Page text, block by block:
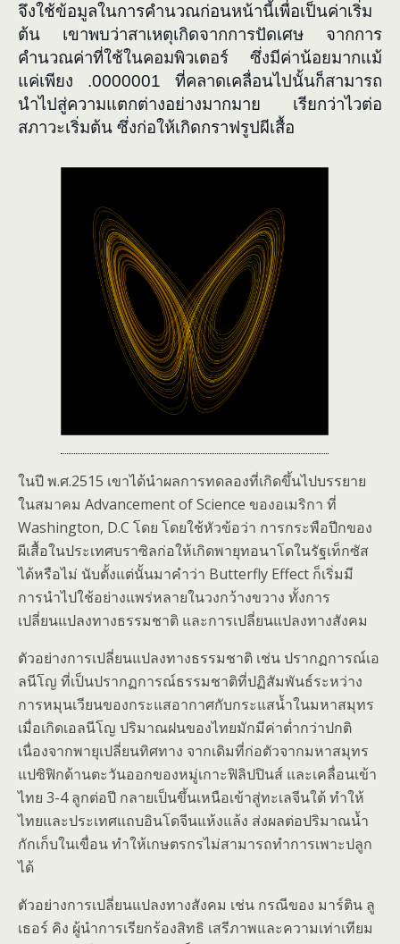
จึงใช้ข้อมูลในการคำนวณก่อนหน้านี้เพื่อเป็นค่าเริ่ม
ต้น เขาพบว่าสาเหตุเกิดจากการปัดเศษ จากการ
คำนวณค่าที่ใช้ในคอมพิวเตอร์ ซึ่งมีค่าน้อยมากแม้
แค่เพียง .0000001 ที่คลาดเคลื่อนไปนั้นก็สามารถ
นำไปสู่ความแตกต่างอย่างมากมาย เรียกว่าไวต่อ
สภาวะเริ่มต้น ซึ่งก่อให้เกิดกราฟรูปผีเสื้อ
ในปี พ.ศ.2515 เขาได้นำผลการทดลองที่เกิดขึ้นไปบรรยาย
ในสมาคม Advancement of Science ของอเมริกา ที่
Washington, D.C โดย โดยใช้หัวข้อว่า การกระพือปีกของ
ผีเสื้อในประเทศบราซิลก่อให้เกิดพายุทอนาโดในรัฐเท็กซัส
ได้หรือไม่ นับตั้งแต่นั้นมาคำว่า Butterfly Effect ก็เริ่มมี
การนำไปใช้อย่างแพร่หลายในวงกว้างขวาง ทั้งการ
เปลี่ยนแปลงทางธรรมชาติ และการเปลี่ยนแปลงทางสังคม
ตัวอย่างการเปลี่ยนแปลงทางธรรมชาติ เช่น ปรากฏการณ์เอ
ลนีโญ ที่เป็นปรากฏการณ์ธรรมชาติที่ปฏิสัมพันธ์ระหว่าง
การหมุนเวียนของกระแสอากาศกับกระแสน้ำในมหาสมุทร
เมื่อเกิดเอลนีโญ ปริมาณฝนของไทยมักมีค่าต่ำกว่าปกติ
เนื่องจากพายุเปลี่ยนทิศทาง จากเดิมที่ก่อตัวจากมหาสมุทร
แปซิฟิกด้านตะวันออกของหมู่เกาะฟิลิปปินส์ และเคลื่อนเข้า
ไทย 3-4 ลูกต่อปี กลายเป็นขึ้นเหนือเข้าสู่ทะเลจีนใต้ ทำให้
ไทยและประเทศแถบอินโดจีนแห้งแล้ง ส่งผลต่อปริมาณน้ำ
กักเก็บในเขื่อน ทำให้เกษตรกรไม่สามารถทำการเพาะปลูก
ได้
ตัวอย่างการเปลี่ยนแปลงทางสังคม เช่น กรณีของ มาร์ติน ลู
เธอร์ คิง ผู้นำการเรียกร้องสิทธิ เสรีภาพและความเท่าเทียม